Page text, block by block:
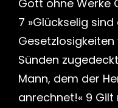
Gott ohne Werke
7 »Glückselig
Sünden
Mann, dem der
anrechnet!« 9